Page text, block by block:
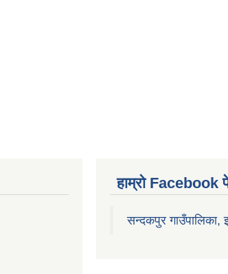
हाम्रो Facebook
सन्दकपुर गाउँपालिका,